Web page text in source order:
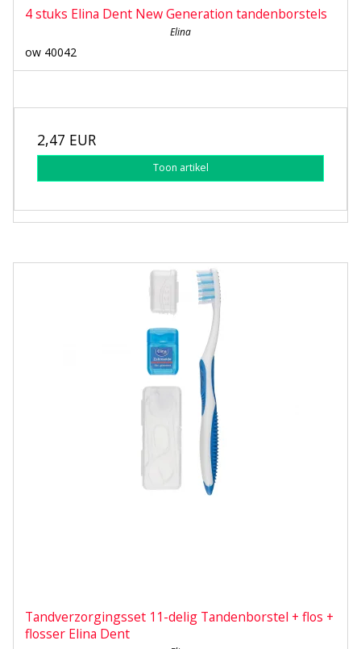
4 stuks Elina Dent New Generation tandenborstels
Elina
ow 40042
2,47 EUR
Toon artikel
Tandverzorgingsset 11-delig Tandenborstel + flos +
flosser Elina Dent